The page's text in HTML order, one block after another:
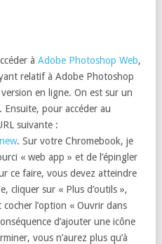
à Adobe Photoshop Web,
relatif à Adobe Photoshop
en ligne. On est sur un
pour accéder au
suivante :
. Sur votre Chromebook, je
« web app » et de l’épingler
ce faire, vous devez atteindre
cliquer sur « Plus d’outils »,
l’option « Ouvrir dans
d’ajouter une icône
vous n’aurez plus qu’à